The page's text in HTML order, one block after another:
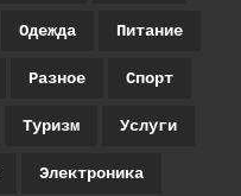
Одежда Питание
Разное Спорт
Туризм Услуги
Электроника